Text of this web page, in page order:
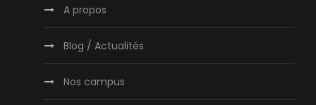
A propos
Blog / Actualités
Nos campus